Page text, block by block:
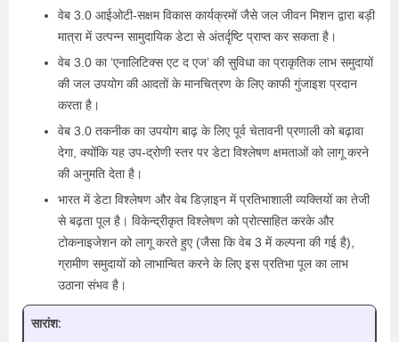
वेब 3.0 आईओटी-सक्षम विकास कार्यक्रमों जैसे जल जीवन मिशन द्वारा बड़ी
मात्रा में उत्पन्न सामुदायिक डेटा से अंतर्दृष्टि प्राप्त कर सकता है।
वेब 3.0 का ‘एनालिटिक्स एट द एज’ की सुविधा का प्राकृतिक लाभ समुदायों
की जल उपयोग की आदतों के मानचित्रण के लिए काफी गुंजाइश प्रदान
करता है।
वेब 3.0 तकनीक का उपयोग बाढ़ के लिए पूर्व चेतावनी प्रणाली को बढ़ावा
देगा, क्योंकि यह उप-द्रोणी स्तर पर डेटा विश्लेषण क्षमताओं को लागू करने
की अनुमति देता है।
भारत में डेटा विश्लेषण और वेब डिज़ाइन में प्रतिभाशाली व्यक्तियों का तेजी
से बढ़ता पूल है। विकेन्द्रीकृत विश्लेषण को प्रोत्साहित करके और
टोकनाइजेशन को लागू करते हुए (जैसा कि वेब 3 में कल्पना की गई है),
ग्रामीण समुदायों को लाभान्वित करने के लिए इस प्रतिभा पूल का लाभ
उठाना संभव है।
सारांश: